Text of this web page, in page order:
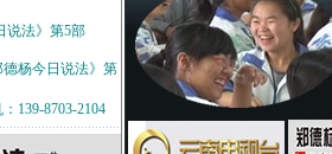
说法》第5部
杨今日说法》第
139-8703-2104